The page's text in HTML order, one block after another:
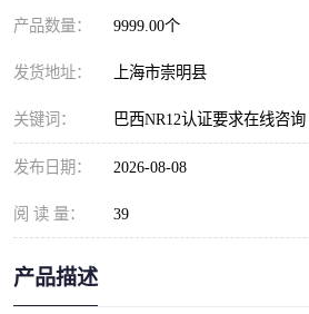
产品数量： 9999.00个
发货地址： 上海市崇明县
关键词： 巴西NR12认证要求在线咨询
发布日期： 2026-08-08
阅 读 量： 39
产品描述